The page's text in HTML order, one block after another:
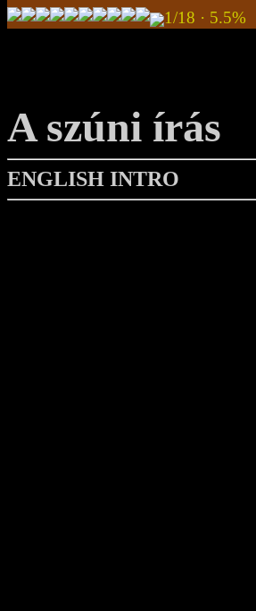
1/18 · 5.5%
A szúni írás
ENGLISH INTRO